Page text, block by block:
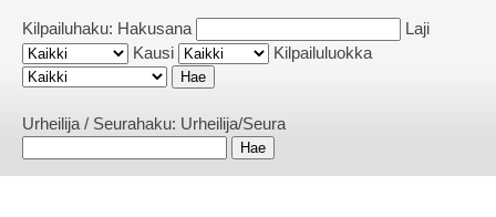
Kilpailuhaku: Hakusana
Laji
Kausi
Kilpailuluokka
Urheilija / Seurahaku: Urheilija/Seura